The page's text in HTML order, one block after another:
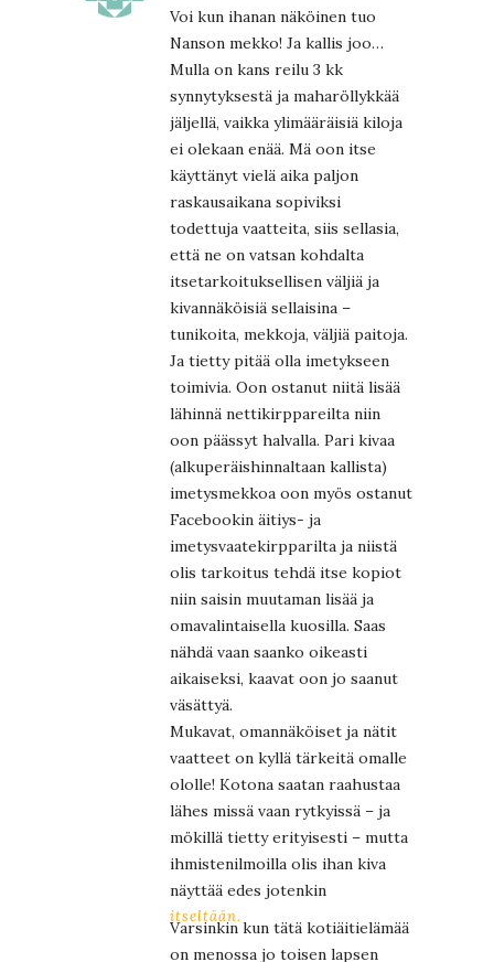
Voi kun ihanan näköinen tuo
Nanson mekko! Ja kallis joo…
Mulla on kans reilu 3 kk
synnytyksestä ja maharöllykkää
jäljellä, vaikka ylimääräisiä kiloja
ei olekaan enää. Mä oon itse
käyttänyt vielä aika paljon
raskausaikana sopiviksi
todettuja vaatteita, siis sellasia,
että ne on vatsan kohdalta
itsetarkoituksellisen väljiä ja
kivannäköisiä sellaisina –
tunikoita, mekkoja, väljiä paitoja.
Ja tietty pitää olla imetykseen
toimivia. Oon ostanut niitä lisää
lähinnä nettikirppareilta niin
oon päässyt halvalla. Pari kivaa
(alkuperäishinnaltaan kallista)
imetysmekkoa oon myös ostanut
Facebookin äitiys- ja
imetysvaatekirpparilta ja niistä
olis tarkoitus tehdä itse kopiot
niin saisin muutaman lisää ja
omavalintaisella kuosilla. Saas
nähdä vaan saanko oikeasti
aikaiseksi, kaavat oon jo saanut
väsättyä.
Mukavat, omannäköiset ja nätit
vaatteet on kyllä tärkeitä omalle
ololle! Kotona saatan raahustaa
lähes missä vaan rytkyissä – ja
mökillä tietty erityisesti – mutta
ihmistenilmoilla olis ihan kiva
näyttää edes jotenkin
itseltään.
Varsinkin kun tätä kotiäitielämää
on menossa jo toisen lapsen